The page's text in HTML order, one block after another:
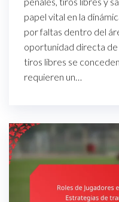
papel vital en la
por faltas dentro del
oportunidad directa
tiros libres se
requieren un…